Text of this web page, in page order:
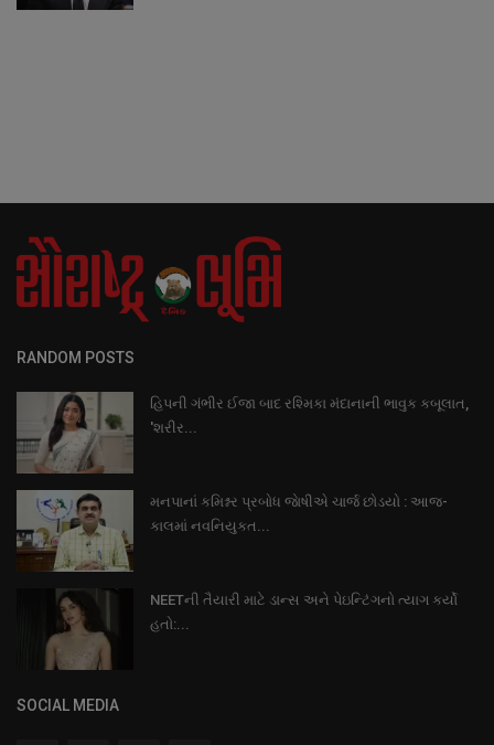
RANDOM POSTS
હિપની ગંભીર ઈજા બાદ રશ્મિકા મંદાનાની ભાવુક કબૂલાત,
'શરીર...
મનપાનાં કમિશ્નર પ્રબોધ જાેષીએ ચાર્જ છોડયો : આજ-
કાલમાં નવનિયુકત...
NEETની તૈયારી માટે ડાન્સ અને પેઇન્ટિંગનો ત્યાગ કર્યો
હતો:...
SOCIAL MEDIA